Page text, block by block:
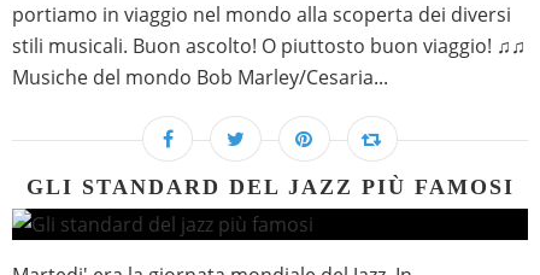
portiamo in viaggio nel mondo alla scoperta dei diversi
stili musicali. Buon ascolto! O piuttosto buon viaggio! ♫♫
Musiche del mondo Bob Marley/Cesaria...
GLI STANDARD DEL JAZZ PIÙ FAMOSI